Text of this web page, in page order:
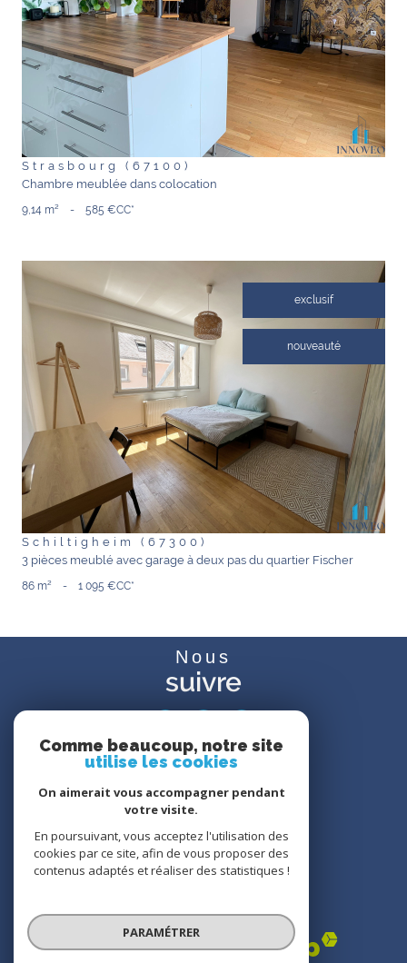
VOIR LE BIEN
Strasbourg (67100)
Chambre meublée dans colocation
9,14 m² - 585 €CC*
exclusif
nouveauté
VOIR LE BIEN
Schiltigheim (67300)
3 pièces meublé avec garage à deux pas du quartier Fischer
86 m² - 1 095 €CC*
Nous
suivre
Avis
clients
Nos
Comme beaucoup, notre site
utilise les cookies
On aimerait vous accompagner pendant
votre visite.
En poursuivant, vous acceptez l'utilisation des
cookies par ce site, afin de vous proposer des
contenus adaptés et réaliser des statistiques !
PARAMÉTRER